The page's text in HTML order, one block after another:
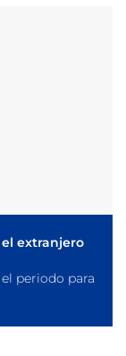
extranjero
periodo para